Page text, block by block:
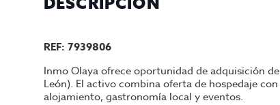
REF: 7939806
Inmo Olaya ofrece oportunidad de adquisición
León). El activo combina oferta de hospedaje
alojamiento, gastronomía local y eventos.